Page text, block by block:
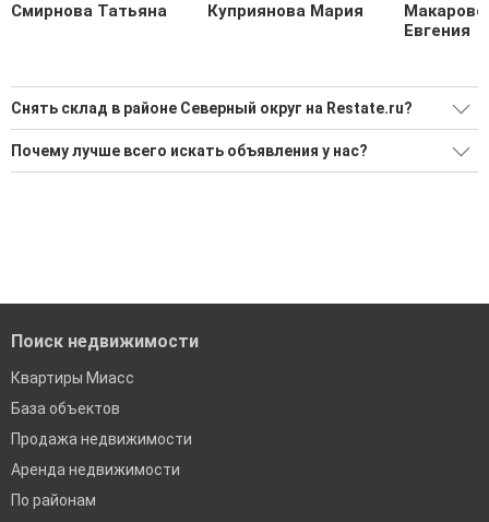
Смирнова Татьяна Куприянова Мария
Евгения
Снять склад в районе Северный округ на Restate.ru?
Поможем Снять склад в районе Северный округ?
Воспользуйтесь нашим поиском по новостройкам, для
Почему лучше всего искать объявления у нас?
Поиск недвижимости
Квартиры Миасс
База объектов
Продажа недвижимости
Аренда недвижимости
По районам